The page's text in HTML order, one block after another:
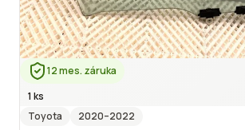
12 mes. záruka
1 ks
Toyota
2020–2022